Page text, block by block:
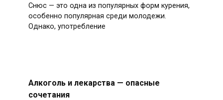
Снюс — это одна из популярных форм курения,
особенно популярная среди молодежи.
Однако, употребление
Алкоголь и лекарства — опасные
сочетания